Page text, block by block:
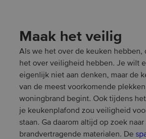
Maak het veilig
Als we het over de keuken hebben,
het over veiligheid hebben. Je wilt
eigenlijk niet aan denken, maar de
van de meest voorkomende
woningbrand begint. Ook tijdens
je keukenplafond zou veiligheid
staan. Ga daarom altijd op zoek naar
brandvertragende materialen. De